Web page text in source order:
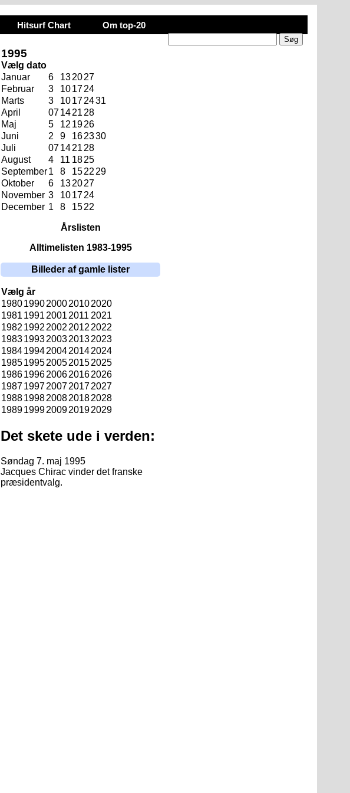
Hitsurf Chart Om top-20
1995
Vælg dato
Januar
6 132027
Februar
3 101724
Marts
3 10172431
April
071421 28
Maj
5 12 1926
Juni
2 9 162330
Juli
071421 28
August
4 11 1825
September1 8 1522 29
Oktober
6 132027
November 3 101724
December 1 8 1522
Årslisten
Alltimelisten 1983-1995
Billeder af gamle lister
Vælg år
19801990200020102020
1981 1991 2001 2011 2021
1982 1992 2002 2012 2022
19831993200320132023
19841994200420142024
19851995200520152025
19861996200620162026
19871997200720172027
19881998200820182028
19891999200920192029
Det skete ude i verden:
Søndag 7. maj 1995
Jacques Chirac vinder det franske
præsidentvalg.